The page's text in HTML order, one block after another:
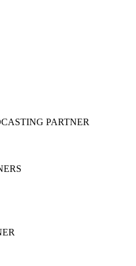
PARTNER